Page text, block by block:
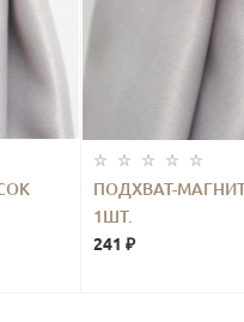
ПОДХВАТ-
1ШТ.
241 ₽